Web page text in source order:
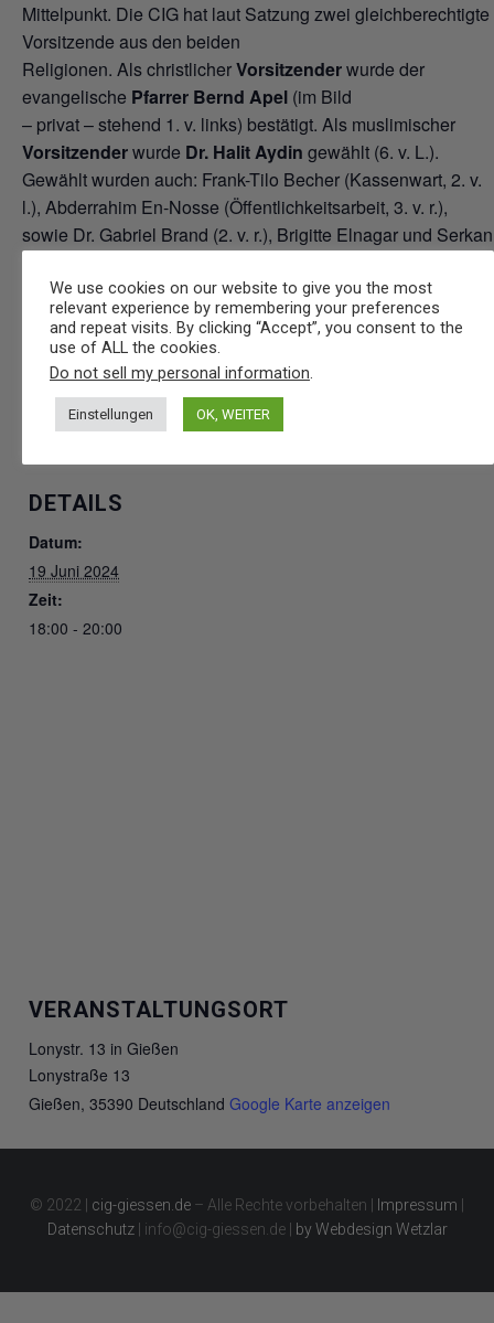
Mittelpunkt. Die CIG hat laut Satzung zwei gleichberechtigte
Vorsitzende aus den beiden
Religionen. Als christlicherVorsitzenderwurde der
evangelische Pfarrer Bernd Apel (im Bild
– privat – stehend 1. v. links) bestätigt. Als muslimischer
Vorsitzenderwurde Dr. Halit Aydin gewählt (6. v. L.).
Gewählt wurden auch: Frank-Tilo Becher (Kassenwart, 2. v.
l.), Abderrahim En-Nosse (Öffentlichkeitsarbeit, 3. v. r.),
sowie Dr. Gabriel Brand (2. v. r.), Brigitte Elnagar und Serkan
ZUM KALENDER HINZUFÜGEN
DETAILS
Datum:
19 Juni 2024
Zeit:
18:00 - 20:00
VERANSTALTUNGSORT
Lonystr. 13 in Gießen
Lonystraße 13
Gießen, 35390 Deutschland Google Karte anzeigen
© 2022 | cig-giessen.de – Alle Rechte vorbehalten | Impressum
Datenschutz| info@cig-giessen.de | by Webdesign Wetzlar
We use cookies on our website to give you the most
relevant experience by remembering your preferences
and repeat visits. By clicking “Accept”, you consent to the
use of ALL the cookies.
Do not sell my personal information
Einstellungen OK, WEITER